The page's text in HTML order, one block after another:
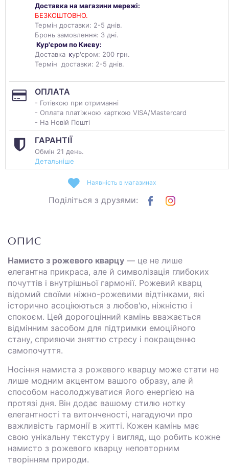
Доставка на магазини мережі:
БЕЗКОШТОВНО.
Термін доставки: 2-5 днів.
Бронь замовлення: 3 дні.
Кур'єром по Києву:
Доставка кур'єром: 200 грн.
Термін доставки: 2-5 днів.
ОПЛАТА
- Готівкою при отриманні
- Оплата платіжною карткою VISA/Mastercard
- На Новій Пошті
ГАРАНТІЇ
Обмін 21 день.
Детальніше
Наявність в магазинах
Поділіться з друзями:
ОПИС
Намисто з рожевого кварцу — це не лише
елегантна прикраса, але й символізація глибоких
почуттів і внутрішньої гармонії. Рожевий кварц
відомий своїми ніжно-рожевими відтінками, які
історично асоціюються з любов'ю, ніжністю і
спокоєм. Цей дорогоцінний камінь вважається
відмінним засобом для підтримки емоційного
стану, сприяючи зняттю стресу і покращенню
самопочуття.
Носіння намиста з рожевого кварцу може стати не
лише модним акцентом вашого образу, але й
способом насолоджуватися його енергією на
протязі дня. Він додає вашому стилю нотку
елегантності та витонченості, нагадуючи про
важливість гармонії в житті. Кожен камінь має
свою унікальну текстуру і вигляд, що робить кожне
намисто з рожевого кварцу неповторним
творінням природи.